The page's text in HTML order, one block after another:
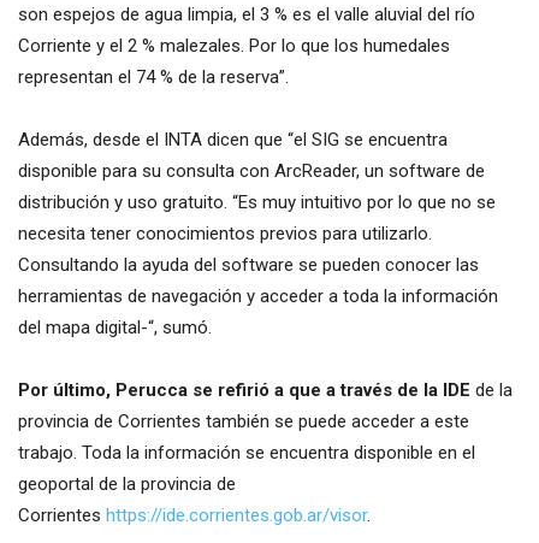
son espejos de agua limpia, el 3 % es el valle aluvial del río
Corriente y el 2 % malezales. Por lo que los humedales
representan el 74 % de la reserva”.
Además, desde el INTA dicen que “el SIG se encuentra
disponible para su consulta con ArcReader, un software de
distribución y uso gratuito. “Es muy intuitivo por lo que no se
necesita tener conocimientos previos para utilizarlo.
Consultando la ayuda del software se pueden conocer las
herramientas de navegación y acceder a toda la información
del mapa digital-“, sumó.
Por último, Perucca se refirió a que a través de la IDE de la
provincia de Corrientes también se puede acceder a este
trabajo. Toda la información se encuentra disponible en el
geoportal de la provincia de
Corrientes https://ide.corrientes.gob.ar/visor.